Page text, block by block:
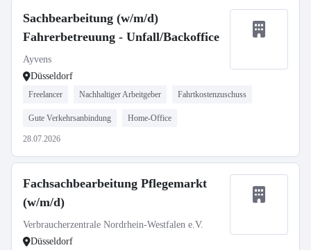
Sachbearbeitung (w/m/d)
Fahrerbetreuung - Unfall/Backoffice
Ayvens
Düsseldorf
Freelancer Nachhaltiger Arbeitgeber Fahrtkostenzuschuss
Gute Verkehrsanbindung Home-Office
28.07.2026
Fachsachbearbeitung Pflegemarkt
(w/m/d)
Verbraucherzentrale Nordrhein-Westfalen e.V.
Düsseldorf